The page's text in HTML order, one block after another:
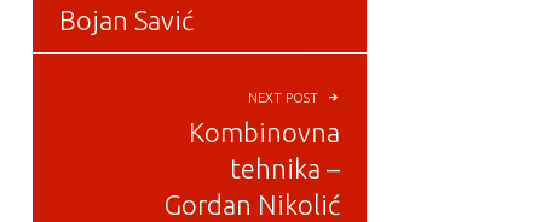
Bojan Savić
NEXT POST
Kombinovna
tehnika –
Gordan Nikolić